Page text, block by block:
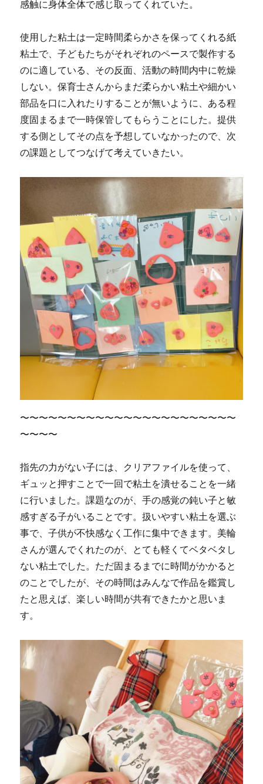
感触に身体全体で感じ取ってくれていた。
使用した粘土は一定時間柔らかさを保ってくれる紙
粘土で、子どもたちがそれぞれのペースで製作する
のに適している、その反面、活動の時間内中に乾燥
しない。保育士さんからまだ柔らかい粘土や細かい
部品を口に入れたりすることが無いように、ある程
度固まるまで一時保管してもらうことにした。提供
する側としてその点を予想していなかったので、次
の課題としてつなげて考えていきたい。
〜〜〜〜〜〜〜〜〜〜〜〜〜〜〜〜〜〜〜〜〜〜〜
〜〜〜〜
指先の力がない子には、クリアファイルを使って、
ギュッと押すことで一回で粘土を潰せることを一緒
に行いました。課題なのが、手の感覚の鈍い子と敏
感すぎる子がいることです。扱いやすい粘土を選ぶ
事で、子供が不快感なく工作に集中できます。美輪
さんが選んでくれたのが、とても軽くてベタベタし
ない粘土でした。ただ固まるまでに時間がかかると
のことでしたが、その時間はみんなで作品を鑑賞し
たと思えば、楽しい時間が共有できたかと思いま
す。